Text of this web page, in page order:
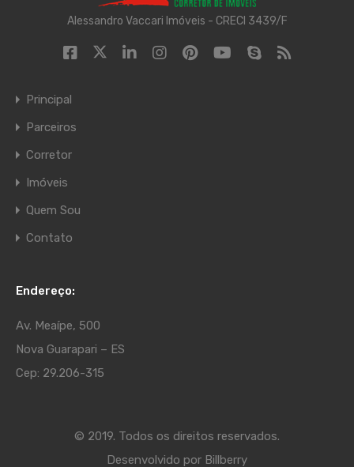
Alessandro Vaccari Imóveis - CRECI 3439/F
Principal
Parceiros
Corretor
Imóveis
Quem Sou
Contato
Endereço:
Av. Meaípe, 500
Nova Guarapari – ES
Cep: 29.206-315
© 2019. Todos os direitos reservados.
Desenvolvido por Billberry